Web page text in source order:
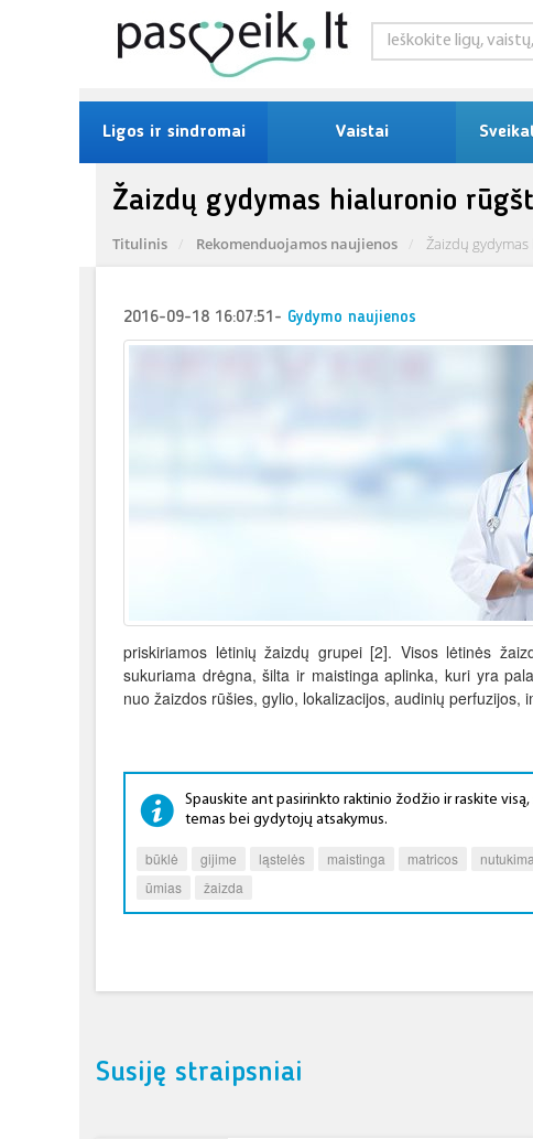
Ligos ir sindromai Vaistai
Žaizdų gydymas hialuronio
Titulinis Rekomenduojamos naujienos Žaizdų
2016-09-18 16:07:51 - Gydymo naujienos
priskiriamos lėtinių žaizdų grupei [2]. Visos lėtinės
sukuriama drėgna, šilta ir maistinga aplinka, kuri yra
nuo žaizdos rūšies, gylio, lokalizacijos, audinių perfuzijos,
Spauskite ant pasirinkto raktinio žodžio ir raskite
temas bei gydytojų atsakymus.
būklė gijime ląstelės maistinga matricos
ūmias
žaizda
Susiję straipsniai